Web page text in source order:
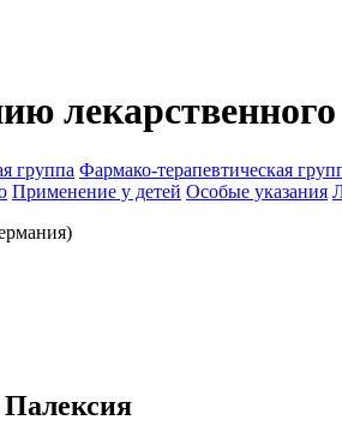
группа Фармако-терапевтическая
Применение у детей Особые указания